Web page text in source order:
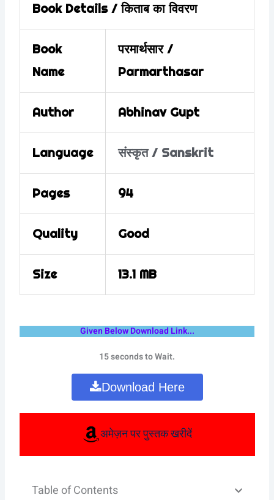
Book Details / किताब का विवरण
Book
Name
परमार्थसार /
Parmarthasar
Author Abhinav Gupt
Language संस्कृत / Sanskrit
Pages 94
Quality Good
Size 13.1 MB
Given Below Download Link...
15 seconds to Wait.
Download Here
अमेज़न पर पुस्तक खरीदें
Table of Contents